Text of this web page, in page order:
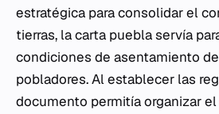
estratégica para consolidar el
tierras, la carta puebla servía
condiciones de asentamiento
pobladores. Al establecer las
documento permitía organizar